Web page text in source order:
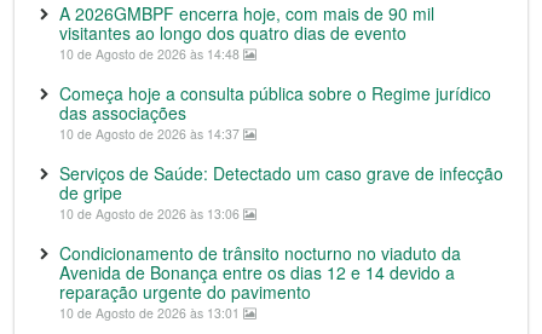
A 2026GMBPF encerra hoje, com mais de 90 mil
visitantes ao longo dos quatro dias de evento
10 de Agosto de 2026 às 14:48
Começa hoje a consulta pública sobre o Regime jurídico
das associações
10 de Agosto de 2026 às 14:37
Serviços de Saúde: Detectado um caso grave de infecção
de gripe
10 de Agosto de 2026 às 13:06
Condicionamento de trânsito nocturno no viaduto da
Avenida de Bonança entre os dias 12 e 14 devido a
reparação urgente do pavimento
10 de Agosto de 2026 às 13:01